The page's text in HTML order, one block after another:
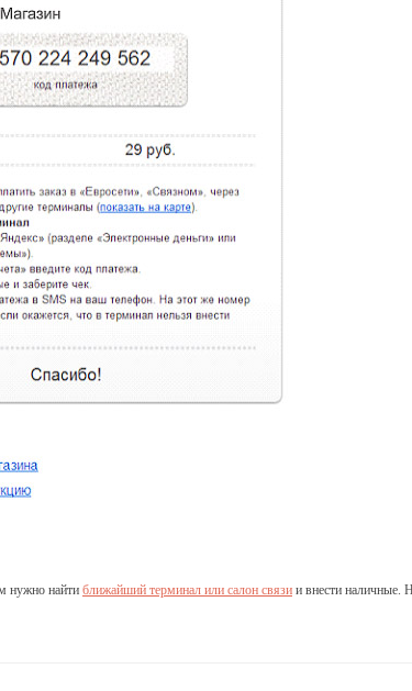
нужно найти ближайший терминал или салон связи и внести наличные.